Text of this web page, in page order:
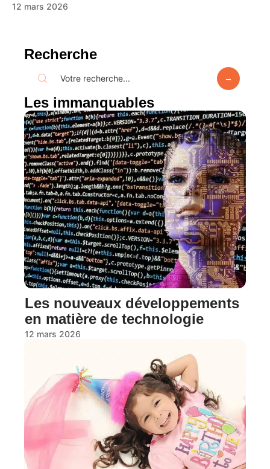
12 mars 2026
Recherche
Les immanquables
Les nouveaux développements
en matière de technologie
12 mars 2026